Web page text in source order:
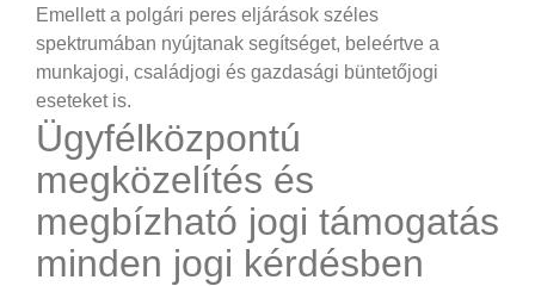
Emellett a polgári peres eljárások széles
spektrumában nyújtanak segítséget, beleértve a
munkajogi, családjogi és gazdasági büntetőjogi
eseteket is.
Ügyfélközpontú
megközelítés és
megbízható jogi támogatás
minden jogi kérdésben